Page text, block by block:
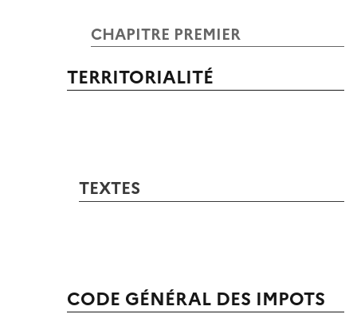
CHAPITRE PREMIER
TERRITORIALITÉ
TEXTES
CODE GÉNÉRAL DES IMPOTS